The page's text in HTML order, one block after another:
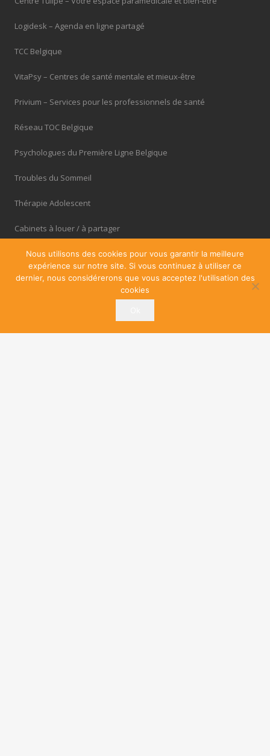
Logidesk – Agenda en ligne partagé
TCC Belgique
VitaPsy – Centres de santé mentale et mieux-être
Privium – Services pour les professionnels de santé
Réseau TOC Belgique
Psychologues du Première Ligne Belgique
Troubles du Sommeil
Thérapie Adolescent
Cabinets à louer / à partager
OfficePlus – Business Centres
Nous utilisons des cookies pour vous garantir la meilleure
expérience sur notre site. Si vous continuez à utiliser ce
dernier, nous considérerons que vous acceptez l'utilisation des
cookies